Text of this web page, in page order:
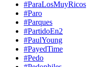
#ParaLosMuyRicos
#Paro
#Parques
#PartidoEn2
#PaulYoung
#PayedTime
#Pedo